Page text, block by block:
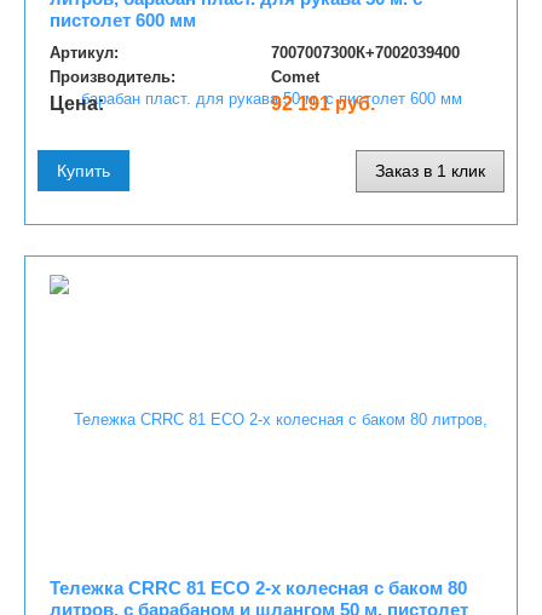
пистолет 600 мм
Артикул:
7007007300К+7002039400
Производитель:
Comet
Цена: 92 191 руб.
Купить Заказ в 1 клик
Тележка CRRC 81 ECO 2-х колесная с баком 80
литров, с барабаном и шлангом 50 м. пистолет